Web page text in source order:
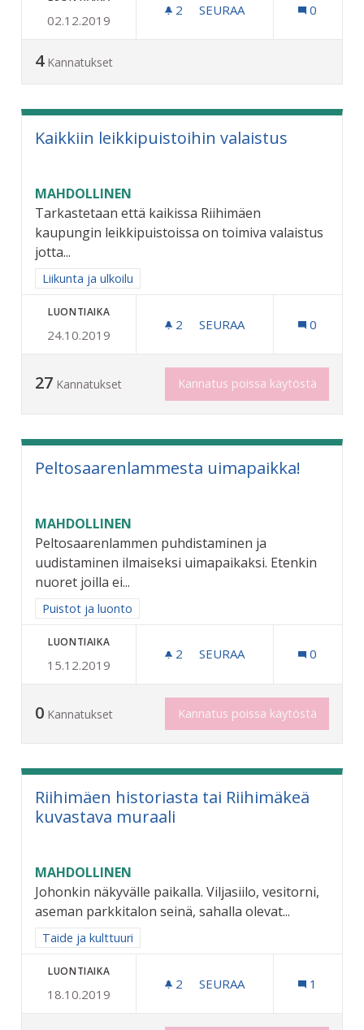
02.12.2019
2 2 SEURAAJAA
SEURAA 0
4 Kannatukset
Kaikkiin leikkipuistoihin valaistus
MAHDOLLINEN
Tarkastetaan että kaikissa Riihimäen
kaupungin leikkipuistoissa on toimiva valaistus
jotta...
Rajaa tulokset aihepiirin mukaan: Liikunta ja ulkoilu
Liikunta ja ulkoilu
LUONTIAIKA
24.10.2019
2 2 SEURAAJAA
SEURAA 0
27 Kannatukset Kannatus poissa käytöstä
Peltosaarenlammesta uimapaikka!
MAHDOLLINEN
Peltosaarenlammen puhdistaminen ja
uudistaminen ilmaiseksi uimapaikaksi. Etenkin
nuoret joilla ei...
Rajaa tulokset aihepiirin mukaan: Puistot ja luonto
Puistot ja luonto
LUONTIAIKA
15.12.2019
2 2 SEURAAJAA
SEURAA 0
0 Kannatukset Kannatus poissa käytöstä
Riihimäen historiasta tai Riihimäkeä
kuvastava muraali
MAHDOLLINEN
Johonkin näkyvälle paikalla. Viljasiilo, vesitorni,
aseman parkkitalon seinä, sahalla olevat...
Rajaa tulokset aihepiirin mukaan: Taide ja kulttuuri
Taide ja kulttuuri
LUONTIAIKA
18.10.2019
2 2 SEURAAJAA
SEURAA 1